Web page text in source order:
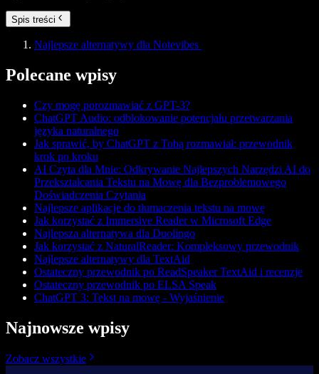
Spis treści
Najlepsze alternatywy dla Notevibes
Polecane wpisy
Czy mogę porozmawiać z GPT-3?
ChatGPT Audio: odblokowanie potencjału przetwarzania
języka naturalnego
Jak sprawić, by ChatGPT z Tobą rozmawiał: przewodnik
krok po kroku
AI Czyta dla Mnie: Odkrywanie Najlepszych Narzędzi AI do
Przekształcania Tekstu na Mowę dla Bezproblemowego
Doświadczenia Czytania
Najlepsze aplikacje do tłumaczenia tekstu na mowę
Jak korzystać z Immersive Reader w Microsoft Edge
Najlepsza alternatywa dla Duolingo
Jak korzystać z NaturalReader: Kompleksowy przewodnik
Najlepsze alternatywy dla TextAid
Ostateczny przewodnik po ReadSpeaker TextAid i recenzje
Ostateczny przewodnik po ELSA Speak
ChatGPT 3: Tekst na mowę - Wyjaśnienie
Najnowsze wpisy
Zobacz wszystkie